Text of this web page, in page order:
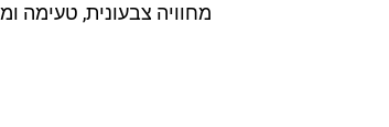
מחוויה צבעונית, טעימה